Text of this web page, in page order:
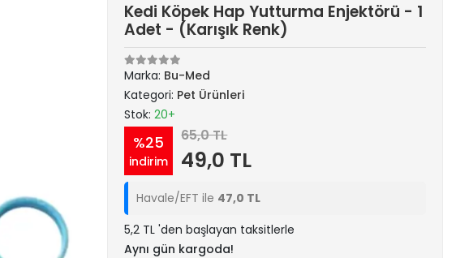
Kedi Köpek Hap Yutturma Enjektörü - 1
Adet - (Karışık Renk)
Marka: Bu-Med
Kategori: Pet Ürünleri
Stok:20+
%25
indirim
65,0 TL
49,0 TL
Havale/EFT ile 47,0 TL
5,2 TL 'den başlayan taksitlerle
Aynı gün kargoda!